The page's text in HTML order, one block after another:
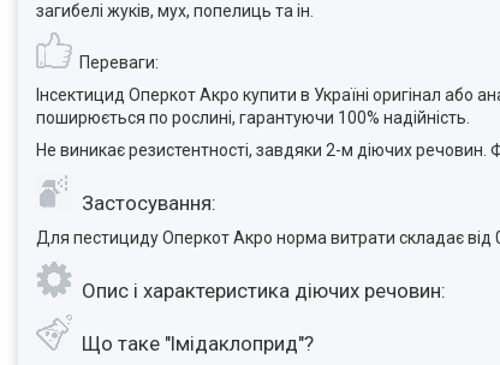
загибелі жуків, мух, попелиць та ін.
Переваги:
Інсектицид Оперкот Акро купити в Україні оригінал або
поширюється по рослині, гарантуючи 100% надійність.
Не виникає резистентності, завдяки 2-м діючих речовин.
Застосування:
Для пестициду Оперкот Акро норма витрати складає від
Опис і характеристика діючих речовин:
Що таке "Імідаклоприд"?